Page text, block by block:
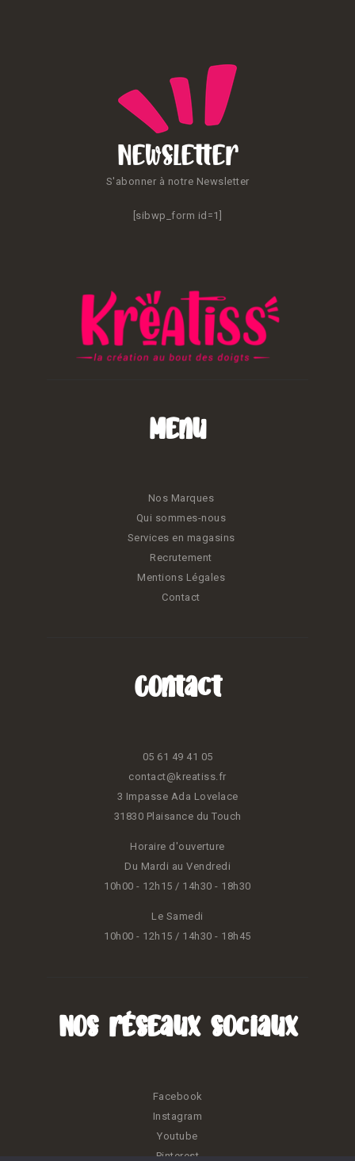
Newsletter
S'abonner à notre Newsletter
[sibwp_form id=1]
Menu
Nos Marques
Qui sommes-nous
Services en magasins
Recrutement
Mentions Légales
Contact
Contact
05 61 49 41 05
contact@kreatiss.fr
3 Impasse Ada Lovelace
31830 Plaisance du Touch
Horaire d'ouverture
Du Mardi au Vendredi
10h00 - 12h15 / 14h30 - 18h30
Le Samedi
10h00 - 12h15 / 14h30 - 18h45
Nos réseaux sociaux
Facebook
Instagram
Youtube
Pinterest